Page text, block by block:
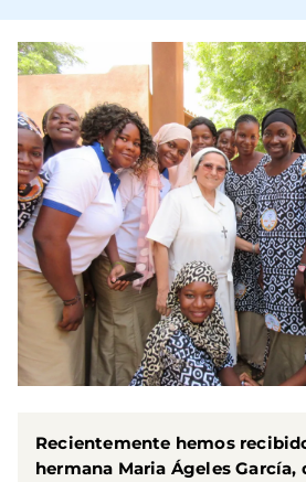
Recientemente hemos
hermana Maria Ágeles García,